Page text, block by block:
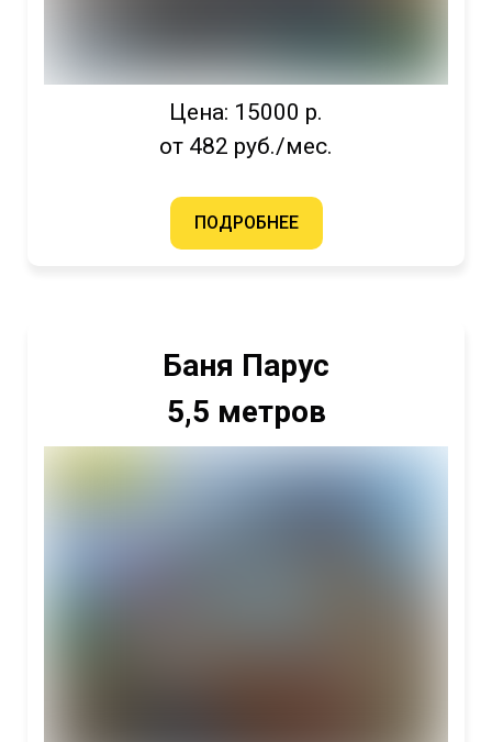
Цена: 15000 р.
от 482 руб./мес.
ПОДРОБНЕЕ
Баня Парус
5,5 метров